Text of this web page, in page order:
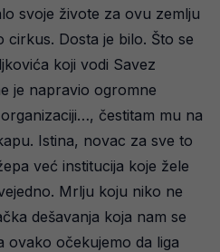
svoje živote za ovu zemlju
cirkus. Dosta je bilo. Što se
koji vodi Savez
je napravio ogromne
čestitam mu na
Istina, novac za sve to
već institucija koje žele
Mrlju koju niko ne
dešavanja koja nam se
ovako očekujemo da liga